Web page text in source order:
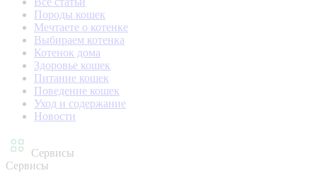
Породы кошек
Мечтаете о котенке
Выбираем котенка
Котенок дома
Здоровье кошек
Питание кошек
Поведение кошек
Уход и содержание
Новости
Сервисы
Сервисы